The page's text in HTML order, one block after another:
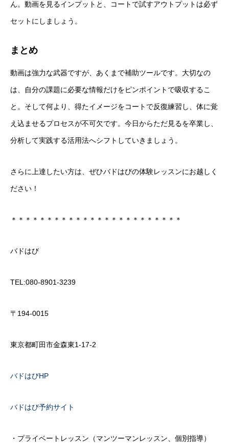
ん。動画を見るインプットと、コートで試すアウトプットは必ず
セットにしましょう。
まとめ
動画は強力な武器ですが、あくまで補助ツールです。大切なの
は、自分の課題に必要な情報だけをピンポイントで吸収するこ
と。そして何より、得たイメージをコートで反復練習し、体に覚
え込ませるプロセスが不可欠です。今日からただ見るを卒業し、
分析して実践する活用法へシフトしていきましょう。
さらに上達したい方は、ぜひバドはびの体験レッスンにお越しく
ださい！
＊＊＊＊＊＊＊＊＊＊＊＊＊＊＊＊＊＊＊＊＊＊＊＊
バドはび
TEL:080-8901-3239
〒194-0015
東京都町田市金森東1-17-2
バドはびHP
バドはび予約サイト
・プライベートレッスン（マンツーマンレッスン、個別指導）